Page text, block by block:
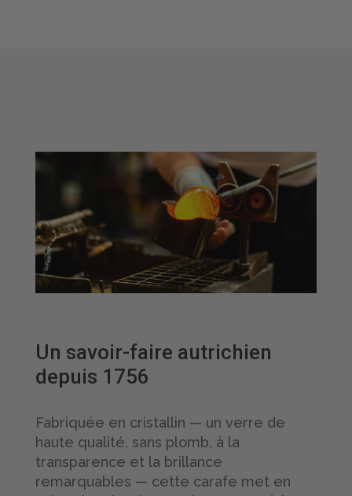
Un savoir-faire autrichien
depuis 1756
Fabriquée en cristallin — un verre de
haute qualité, sans plomb, à la
transparence et la brillance
remarquables — cette carafe met en